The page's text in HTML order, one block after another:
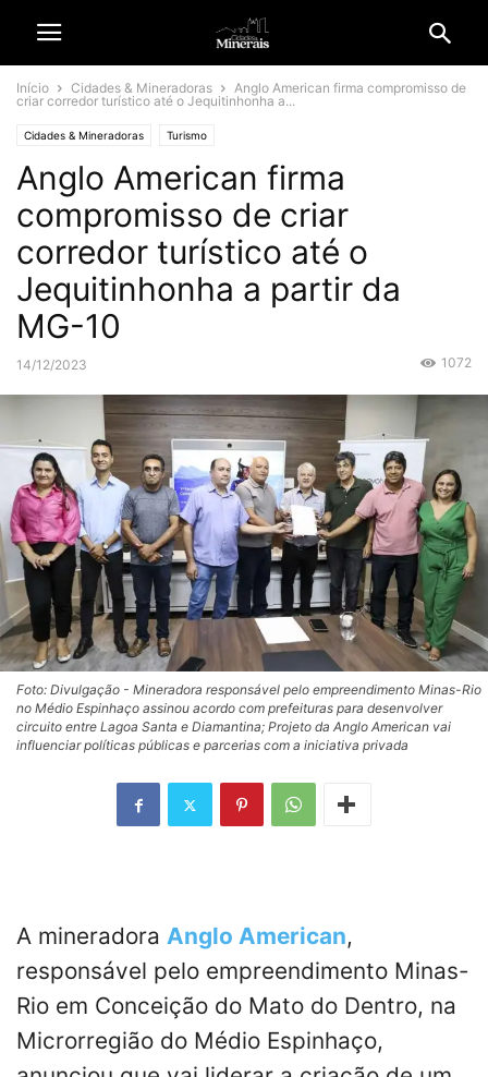
Início Cidades & Mineradoras
Anglo American firma compromisso de
criar corredor turístico até o Jequitinhonha a...
Cidades & Mineradoras Turismo
Anglo American firma
compromisso de criar
corredor turístico até o
Jequitinhonha a partir da
MG-10
14/12/2023 1072
Foto: Divulgação - Mineradora responsável pelo empreendimento Minas-Rio
no Médio Espinhaço assinou acordo com prefeituras para desenvolver
circuito entre Lagoa Santa e Diamantina; Projeto da Anglo American vai
influenciar políticas públicas e parcerias com a iniciativa privada
A mineradora Anglo American,
responsável pelo empreendimento Minas-
Rio em Conceição do Mato do Dentro, na
Microrregião do Médio Espinhaço,